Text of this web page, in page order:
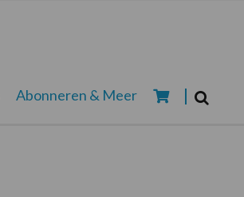
Abonneren & Meer